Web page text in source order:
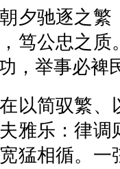
驰逐之繁
笃公忠之
，举事必裨
简驭繁、
雅乐：律
猛相循。